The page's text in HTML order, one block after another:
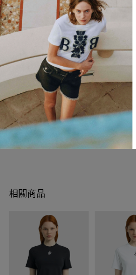
加入願望清單
商品描述
細節與保養
查看分店庫存
相關商品